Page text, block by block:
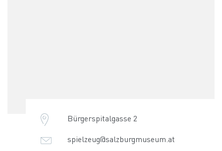
Bürgerspitalgasse 2
spielzeug@salzburgmuseum.at